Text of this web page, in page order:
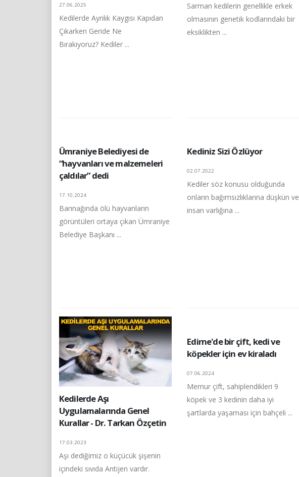
27.06.2025
Kedilerde Ayrılık Kaygısı Kapıdan
Çıkarken Geride Ne
Bırakıyoruz? Kediler ...
Sarman kedilerin genellikle erkek
olmasının genetik kodlarındaki bir
eksiklikten ...
Ümraniye Belediyesi de
“hayvanları ve malzemeleri
çaldılar” dedi
17.10.2024
Barınağında ölü hayvanların
görüntüleri ortaya çıkan Ümraniye
Belediye Başkanı ...
Kediniz Sizi Özlüyor
02.07.2022
Kediler söz konusu olduğunda
onların bağımsızlıklarına düşkün ve
insan varlığına ...
Kedilerde Aşı
Uygulamalarında Genel
Kurallar - Dr. Tarkan Özçetin
17.03.2023
Aşı dediğimiz o küçücük şişenin
içindeki sıvıda Antijen vardır.
Edirne'de bir çift, kedi ve
köpekler için ev kiraladı
07.06.2024
Memur çift, sahiplendikleri 9
köpek ve 3 kedinin daha iyi
şartlarda yaşaması için bahçeli ...